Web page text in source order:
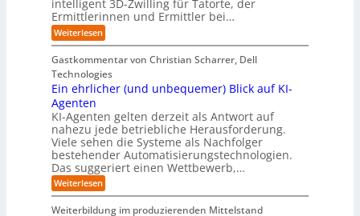
y
s
b
e
i
o
p
ä
c
h
n
R
o
u
t
e
r
e
D
a
e
n
K
I
P
r
o
j
e
k
t
e
i
k
e
n
d
e
C
y
e
r
r
i
s
i
k
o
e
s
L
e
e
n
f
I
n
d
u
s
t
r
i
e
intelligent 3D-Zwilling für Tatorte, der
Ermittlerinnen und Ermittler bei…
Weiterlesen:
E
n
3
D
w
i
l
l
i
n
g
f
ü
Gastkommentar von Christian Scharrer, Dell
Technologies
Ein ehrlicher (und unbequemer) Blick auf KI-
Agenten
KI-Agenten gelten derzeit als Antwort auf
nahezu jede betriebliche Herausforderung.
Viele sehen die Systeme als Nachfolger
bestehender Automatisierungstechnologien.
Das suggeriert einen Wettbewerb,…
Weiterlesen:
E
Weiterbildung im produzierenden Mittelstand